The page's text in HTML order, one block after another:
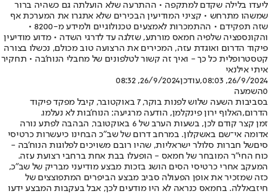
ליעדו בלילה שקדם למתקפה • ההתרעה שלא הועלתה גם כשהיה ברור
שמשהו מתרחש • קציני המודיעין הבכירים שלא אתגרו את המערכת אף
שזה תפקידם • ההתמכרות לאמצעים טכנולוגיים ולמידע מ-8200 •
והקונספציה שלפיה חמאס מורתע, שזלגה עד לדרגי השדה • מדוע מודיעין
פיקוד הדרום ואוגדת עזה, המכירים את הרצועה טוב מכולם, נכשלו בצורה
קטסטרופלית כל כך - ואיך זה קשור לטלפונים של מחבלי הנוח'בה • תחקיר
איתי אילנאי
26/9/2024, 08:03
,עודכן26/9/2024, 08:32
0השמעה
בסביבות השעה שלוש לפנות בוקר, 7 באוקטובר, קיבל מפקד פיקוד
הדרום,האלוף ירון פינקלמן, הודעה מרגיעה: הנוח'בות לא נעלמו.
זמן קצר קודם לכן, בשעות הערב של 6 באוקטובר, הבהבה לפתע נורה
אדומה אי־שם באשקלון. במרחב דרום של שב"כ הבחינו כיעשרות כרטיסי
סיםשל חברות סלולר ישראליות, שהיו רובם משויכים לפלוגות הנוח'בה -
כוח החי"ר המובחר של חמאס - הופעלו בבת אחת ברחבי רצועת עזה.
המעקב אחרי כרטיסי הסים הושג בזכות מבצע מודיעני מבריק של שב"כ,
כזה שמזכיר את אופן הפעולה סביב מבצע הביפרים המתפוצצים של
חיזבאללה. בחמאס כנראה לא היו מודעים לכך, אבל בעקבות המבצע ידעו